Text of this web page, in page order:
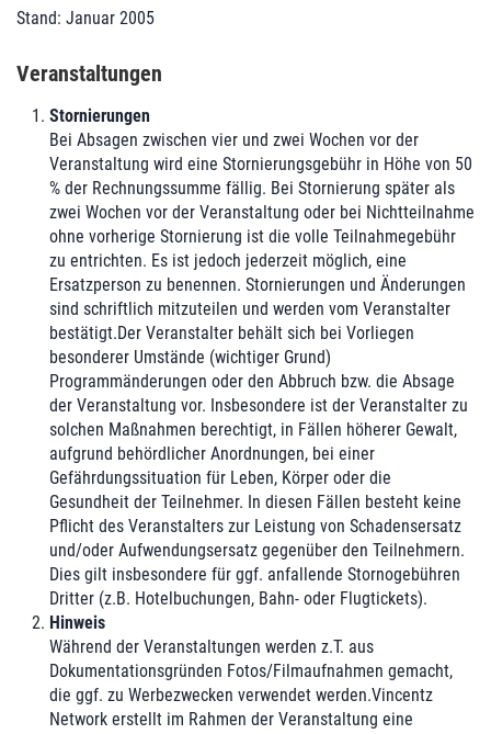
Stand: Januar 2005
Veranstaltungen
Stornierungen
Bei Absagen zwischen vier und zwei Wochen vor der
Veranstaltung wird eine Stornierungsgebühr in Höhe von 50
% der Rechnungssumme fällig. Bei Stornierung später als
zwei Wochen vor der Veranstaltung oder bei Nichtteilnahme
ohne vorherige Stornierung ist die volle Teilnahmegebühr
zu entrichten. Es ist jedoch jederzeit möglich, eine
Ersatzperson zu benennen. Stornierungen und Änderungen
sind schriftlich mitzuteilen und werden vom Veranstalter
bestätigt.Der Veranstalter behält sich bei Vorliegen
besonderer Umstände (wichtiger Grund)
Programmänderungen oder den Abbruch bzw. die Absage
der Veranstaltung vor. Insbesondere ist der Veranstalter zu
solchen Maßnahmen berechtigt, in Fällen höherer Gewalt,
aufgrund behördlicher Anordnungen, bei einer
Gefährdungssituation für Leben, Körper oder die
Gesundheit der Teilnehmer. In diesen Fällen besteht keine
Pflicht des Veranstalters zur Leistung von Schadensersatz
und/oder Aufwendungsersatz gegenüber den Teilnehmern.
Dies gilt insbesondere für ggf. anfallende Stornogebühren
Dritter (z.B. Hotelbuchungen, Bahn- oder Flugtickets).
Hinweis
Während der Veranstaltungen werden z.T. aus
Dokumentationsgründen Fotos/Filmaufnahmen gemacht,
die ggf. zu Werbezwecken verwendet werden.Vincentz
Network erstellt im Rahmen der Veranstaltung eine